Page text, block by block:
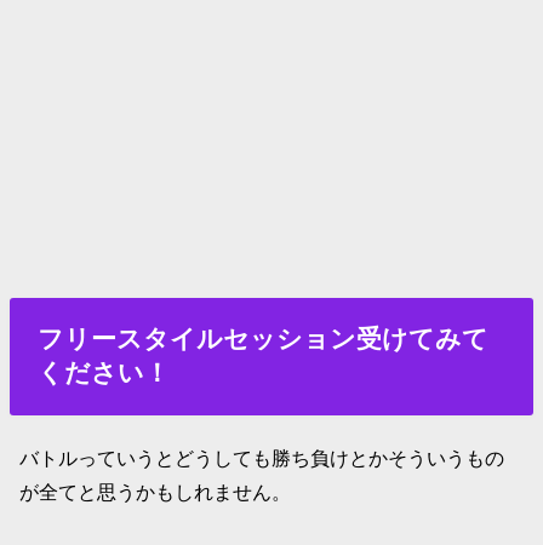
フリースタイルセッション受けてみて
ください！
バトルっていうとどうしても勝ち負けとかそういうもの
が全てと思うかもしれません。